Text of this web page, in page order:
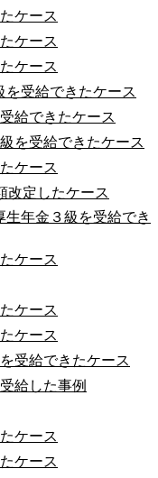
ケース
ケース
ケース
を受給できたケース
給できたケース
を受給できたケース
ケース
改定したケース
年金３級を受給でき
ケース
ケース
ケース
受給できたケース
給した事例
ケース
ケース